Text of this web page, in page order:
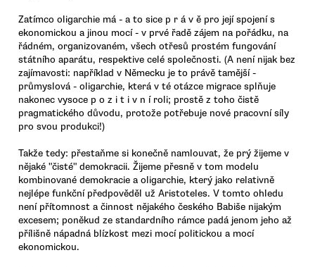
Zatímco oligarchie má - a to sice p r á v ě pro její spojení s
ekonomickou a jinou mocí - v prvé řadě zájem na pořádku, na
řádném, organizovaném, všech otřesů prostém fungování
státního aparátu, respektive celé společnosti. (A není nijak bez
zajímavosti: například v Německu je to právě tamější -
průmyslová - oligarchie, která v té otázce migrace splňuje
nakonec vysoce p o z i t i v n í roli; prostě z toho čistě
pragmatického důvodu, protože potřebuje nové pracovní síly
pro svou produkci!)
Takže tedy: přestaňme si konečně namlouvat, že prý žijeme v
nějaké "čisté" demokracii. Žijeme přesně v tom modelu
kombinované demokracie a oligarchie, který jako relativně
nejlépe funkční předpověděl už Aristoteles. V tomto ohledu
není přítomnost a činnost nějakého českého Babiše nijakým
excesem; poněkud ze standardního rámce padá jenom jeho až
přílišně nápadná blízkost mezi mocí politickou a mocí
ekonomickou.